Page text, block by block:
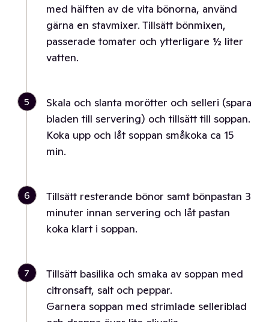
med hälften av de vita bönorna, använd
gärna en stavmixer. Tillsätt bönmixen,
passerade tomater och ytterligare ½ liter
vatten.
5
Skala och slanta morötter och selleri (spara
bladen till servering) och tillsätt till soppan.
Koka upp och låt soppan småkoka ca 15
min.
6
Tillsätt resterande bönor samt bönpastan 3
minuter innan servering och låt pastan
koka klart i soppan.
7
Tillsätt basilika och smaka av soppan med
citronsaft, salt och peppar.
Garnera soppan med strimlade selleriblad